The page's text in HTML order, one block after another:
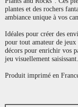
plantes et des rochers
ambiance unique à vos
Idéales pour créer des
pour tout amateur de
décors pour enrichir vos
jeu visuellement saisissant.
Produit imprimé en